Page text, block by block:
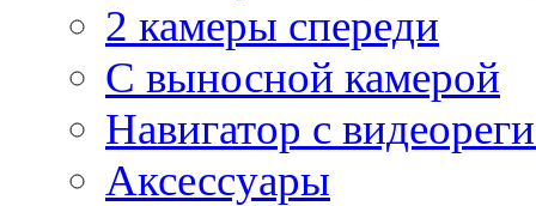
2 камеры спереди
С выносной камерой
Навигатор с
Аксессуары